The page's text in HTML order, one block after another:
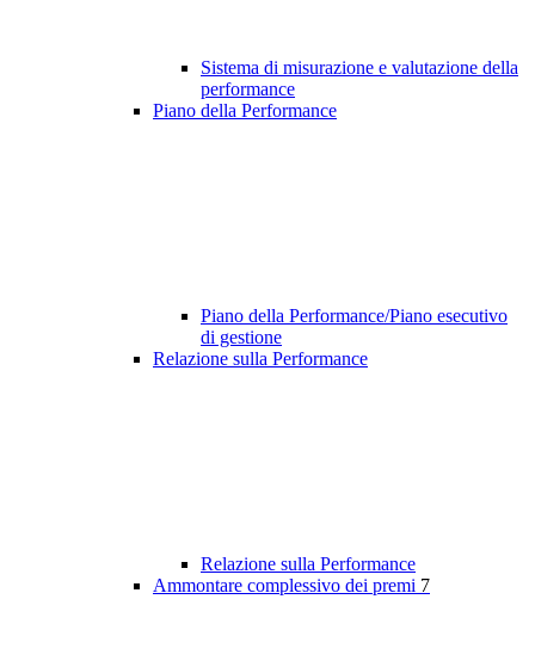
Sistema di misurazione e valutazione della
performance
Piano della Performance
Piano della Performance/Piano esecutivo
di gestione
Relazione sulla Performance
Relazione sulla Performance
Ammontare complessivo dei premi 7